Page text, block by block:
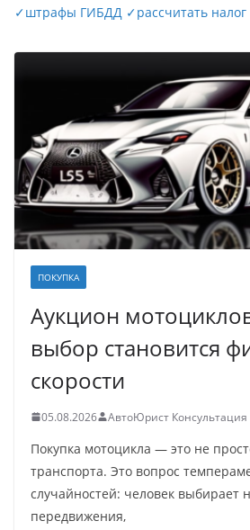
✓штрафы ГИБДД ✓рассчитать налог
ПОКУПКА
Аукцион
выбор становится
скорости
05.08.2026 АвтоЮрист Консультация
Покупка мотоцикла — это не
транспорта. Это вопрос
случайностей: человек выбирает
передвижения,